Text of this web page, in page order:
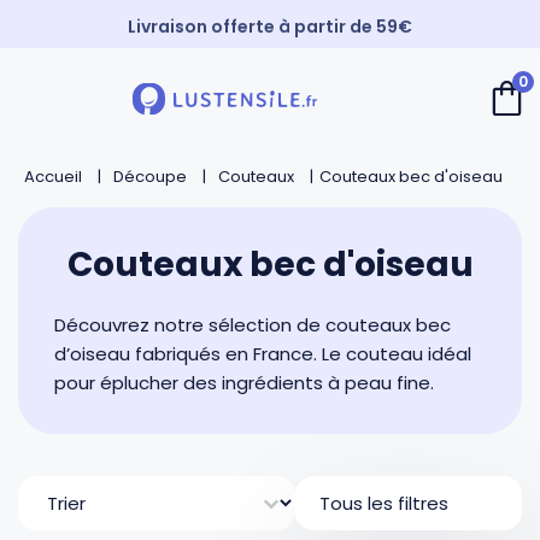
Livraison offerte à partir de 59€
Spatules
Fouets
Louches
Couteaux d’office
Couteaux Santoku
Couteaux dentés
Faitouts et cocottes
Poêles
Woks
Mirontaine
Roger Orfèvre
Jean Dubost
0
Accueil Découpe Couteaux Couteaux bec d'oiseau
Couteaux bec d'oiseau
Découvrez notre sélection de couteaux bec
d’oiseau fabriqués en France. Le couteau idéal
pour éplucher des ingrédients à peau fine.
Tous les filtres